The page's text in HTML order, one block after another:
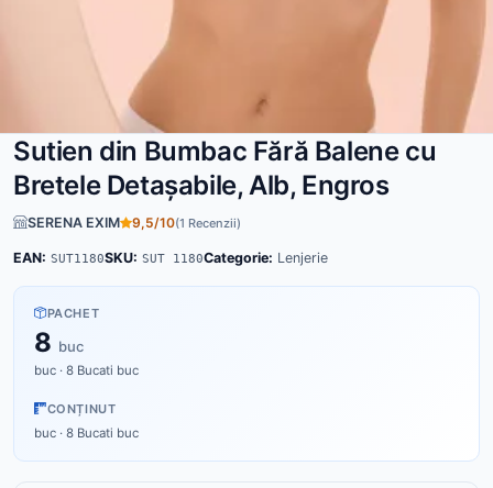
Sutien din Bumbac Fără Balene cu
Bretele Detașabile, Alb, Engros
SERENA EXIM 9,5/10(1 Recenzii)
EAN: SUT1180SKU: SUT 1180Categorie: Lenjerie
PACHET
8 buc
buc · 8 Bucati buc
CONȚINUT
buc · 8 Bucati buc